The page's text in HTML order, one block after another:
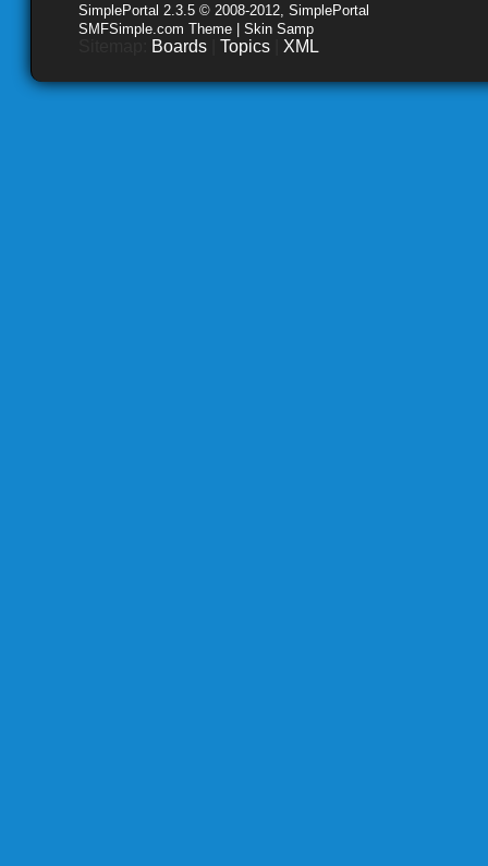
SimplePortal 2.3.5 © 2008-2012, SimplePortal
SMFSimple.com Theme | Skin Samp
Boards Topics XML